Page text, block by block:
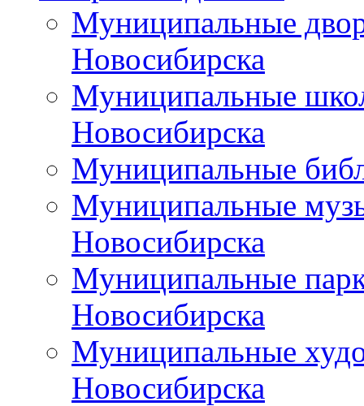
Муниципальные
Новосибирска
Муниципальные
Новосибирска
Муниципальные
Муниципальные
Новосибирска
Муниципальные
Новосибирска
Муниципальные
Новосибирска